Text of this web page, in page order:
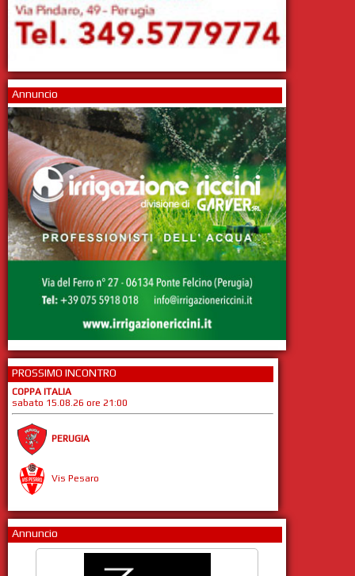
Annuncio
PROSSIMO INCONTRO
COPPA ITALIA
sabato 15.08.26 ore 21:00
PERUGIA
Vis Pesaro
Annuncio